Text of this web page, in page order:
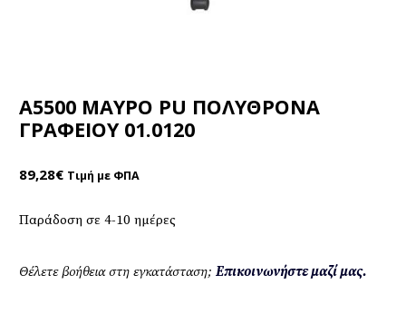
A5500 ΜΑΥΡO PU ΠΟΛΥΘΡΟΝΑ
ΓΡΑΦΕΙΟΥ 01.0120
89,28€ Τιμή με ΦΠΑ
Παράδοση σε 4-10 ημέρες
Θέλετε βοήθεια στη εγκατάσταση; Επικοινωνήστε μαζί μας.